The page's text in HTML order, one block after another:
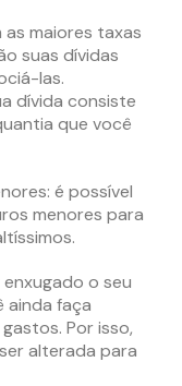
as maiores taxas
suas dívidas
las.
dívida consiste
que você
é possível
menores para
o seu
ainda faça
Por isso,
alterada para